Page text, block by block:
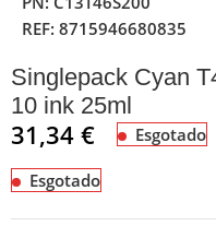
REF:8715946680835
Singlepack Cyan
10 ink 25ml
31,34€ Esgotado
Esgotado